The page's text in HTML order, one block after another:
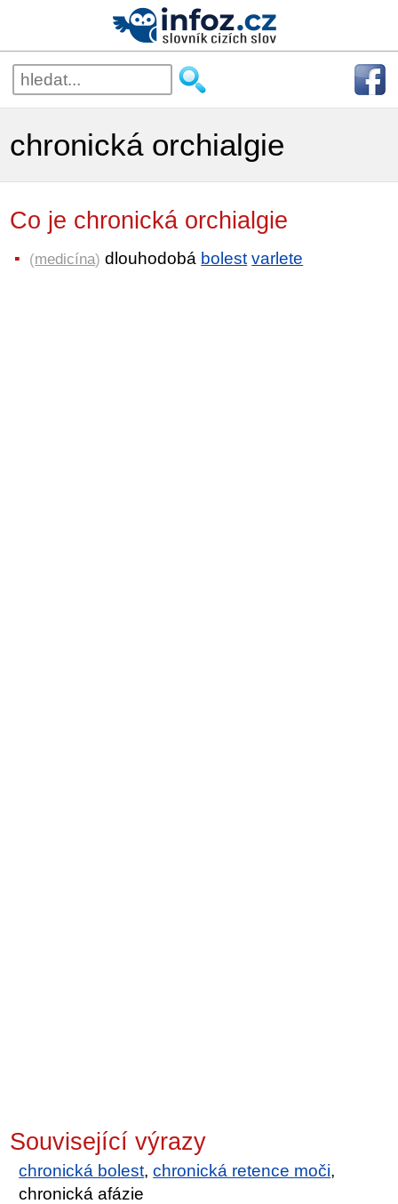
chronická orchialgie
Co je chronická orchialgie
(medicína) dlouhodobá bolest varlete
Související výrazy
chronická bolest,chronická retence moči,
chronická afázie